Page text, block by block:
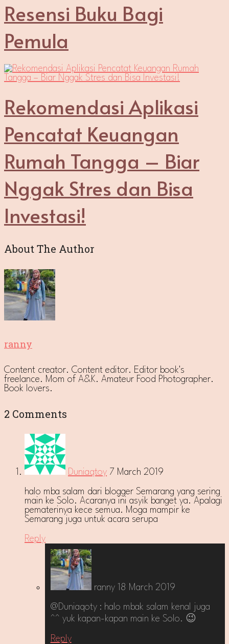
Resensi Buku Bagi
Pemula
Rekomendasi Aplikasi
Pencatat Keuangan
Rumah Tangga – Biar
Nggak Stres dan Bisa
Investasi!
About The Author
ranny
Content creator. Content editor. Editor book's
freelance. Mom of A&K. Amateur Food Photographer.
Book lovers.
2 Comments
Duniaqtoy 7 March 2019
halo mba salam dari blogger Semarang yang sering
main ke Solo. Acaranya ini asyik banget ya. Apalagi
pematerinya kece semua. Moga mampir ke
Semarang juga untuk acara serupa
Reply
ranny 18 March 2019
@Duniaqoty : halo mbak salam kenal juga
^^ yuk kapan-kapan main ke Solo. 😉
Reply